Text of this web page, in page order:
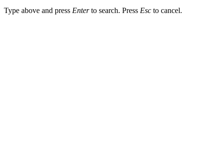
Type above and press Enterto search. Press Esc to cancel.